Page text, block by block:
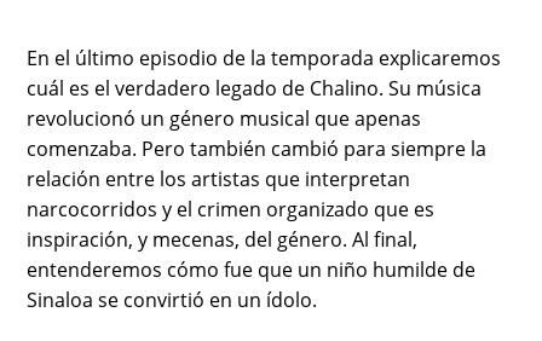
En el último episodio de la temporada explicaremos
cuál es el verdadero legado de Chalino. Su música
revolucionó un género musical que apenas
comenzaba. Pero también cambió para siempre la
relación entre los artistas que interpretan
narcocorridos y el crimen organizado que es
inspiración, y mecenas, del género. Al final,
entenderemos cómo fue que un niño humilde de
Sinaloa se convirtió en un ídolo.